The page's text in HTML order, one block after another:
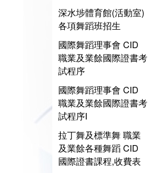
深水埗體育館(活動室)
各項舞蹈班招生
國際舞蹈理事會 CID
職業及業餘國際證書考
試程序
國際舞蹈理事會 CID
職業及業餘國際證書考
試程序I
拉丁舞及標準舞 職業
及業餘各種舞蹈 CID
國際證書課程,收費表